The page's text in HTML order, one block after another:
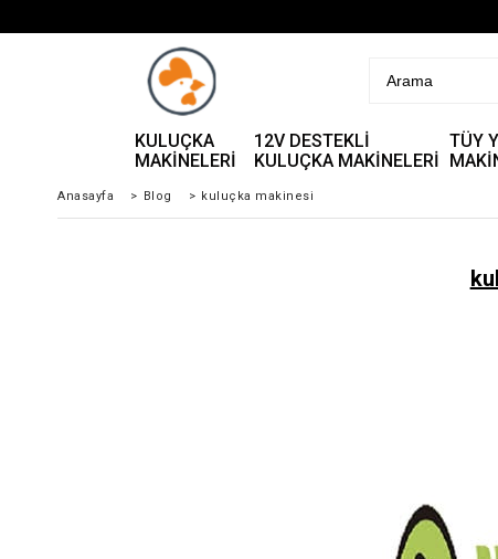
KULUÇKA
MAKİNELERİ
12V DESTEKLİ
KULUÇKA MAKİNELERİ
TÜY
Anasayfa > Blog > kuluçka makinesi